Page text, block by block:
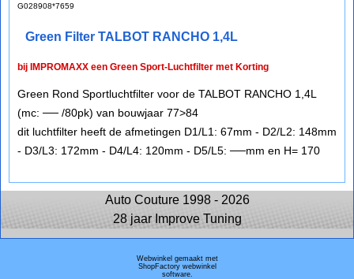
G028908*7659
Green Filter TALBOT RANCHO 1,4L
bij IMPROMAXX een Green Sport-Luchtfilter met Korting
Green Rond Sportluchtfilter voor de TALBOT RANCHO 1,4L
(mc: ── /80pk) van bouwjaar 77>84
dit luchtfilter heeft de afmetingen D1/L1: 67mm - D2/L2: 148mm
- D3/L3: 172mm - D4/L4: 120mm - D5/L5: ──mm en H= 170
Auto Couture 1998 - 2026
28 jaar Improve Tuning
Webwinkel gemaakt met
ShopFactory webwinkel
software.